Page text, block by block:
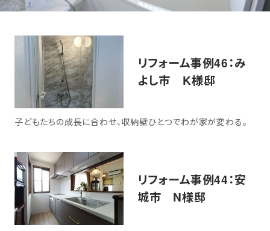
リフォーム事例46：み
よし市 K様邸
子どもたちの成長に合わせ、収納壁ひとつでわが家が変わる。
リフォーム事例44：安
城市 N様邸